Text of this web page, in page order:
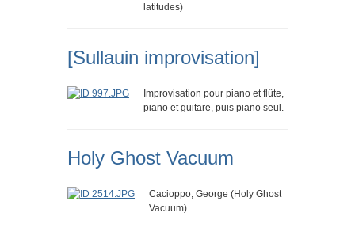
latitudes)
[Sullauin improvisation]
Improvisation pour piano et flûte,
piano et guitare, puis piano seul.
Holy Ghost Vacuum
Cacioppo, George (Holy Ghost
Vacuum)